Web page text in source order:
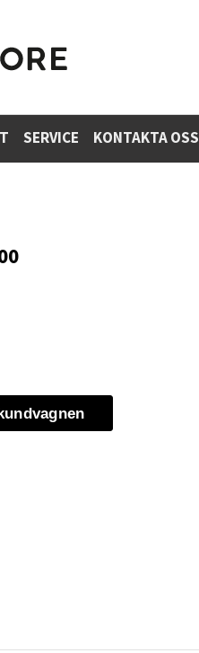
SERVICE KONTAKTA OSS